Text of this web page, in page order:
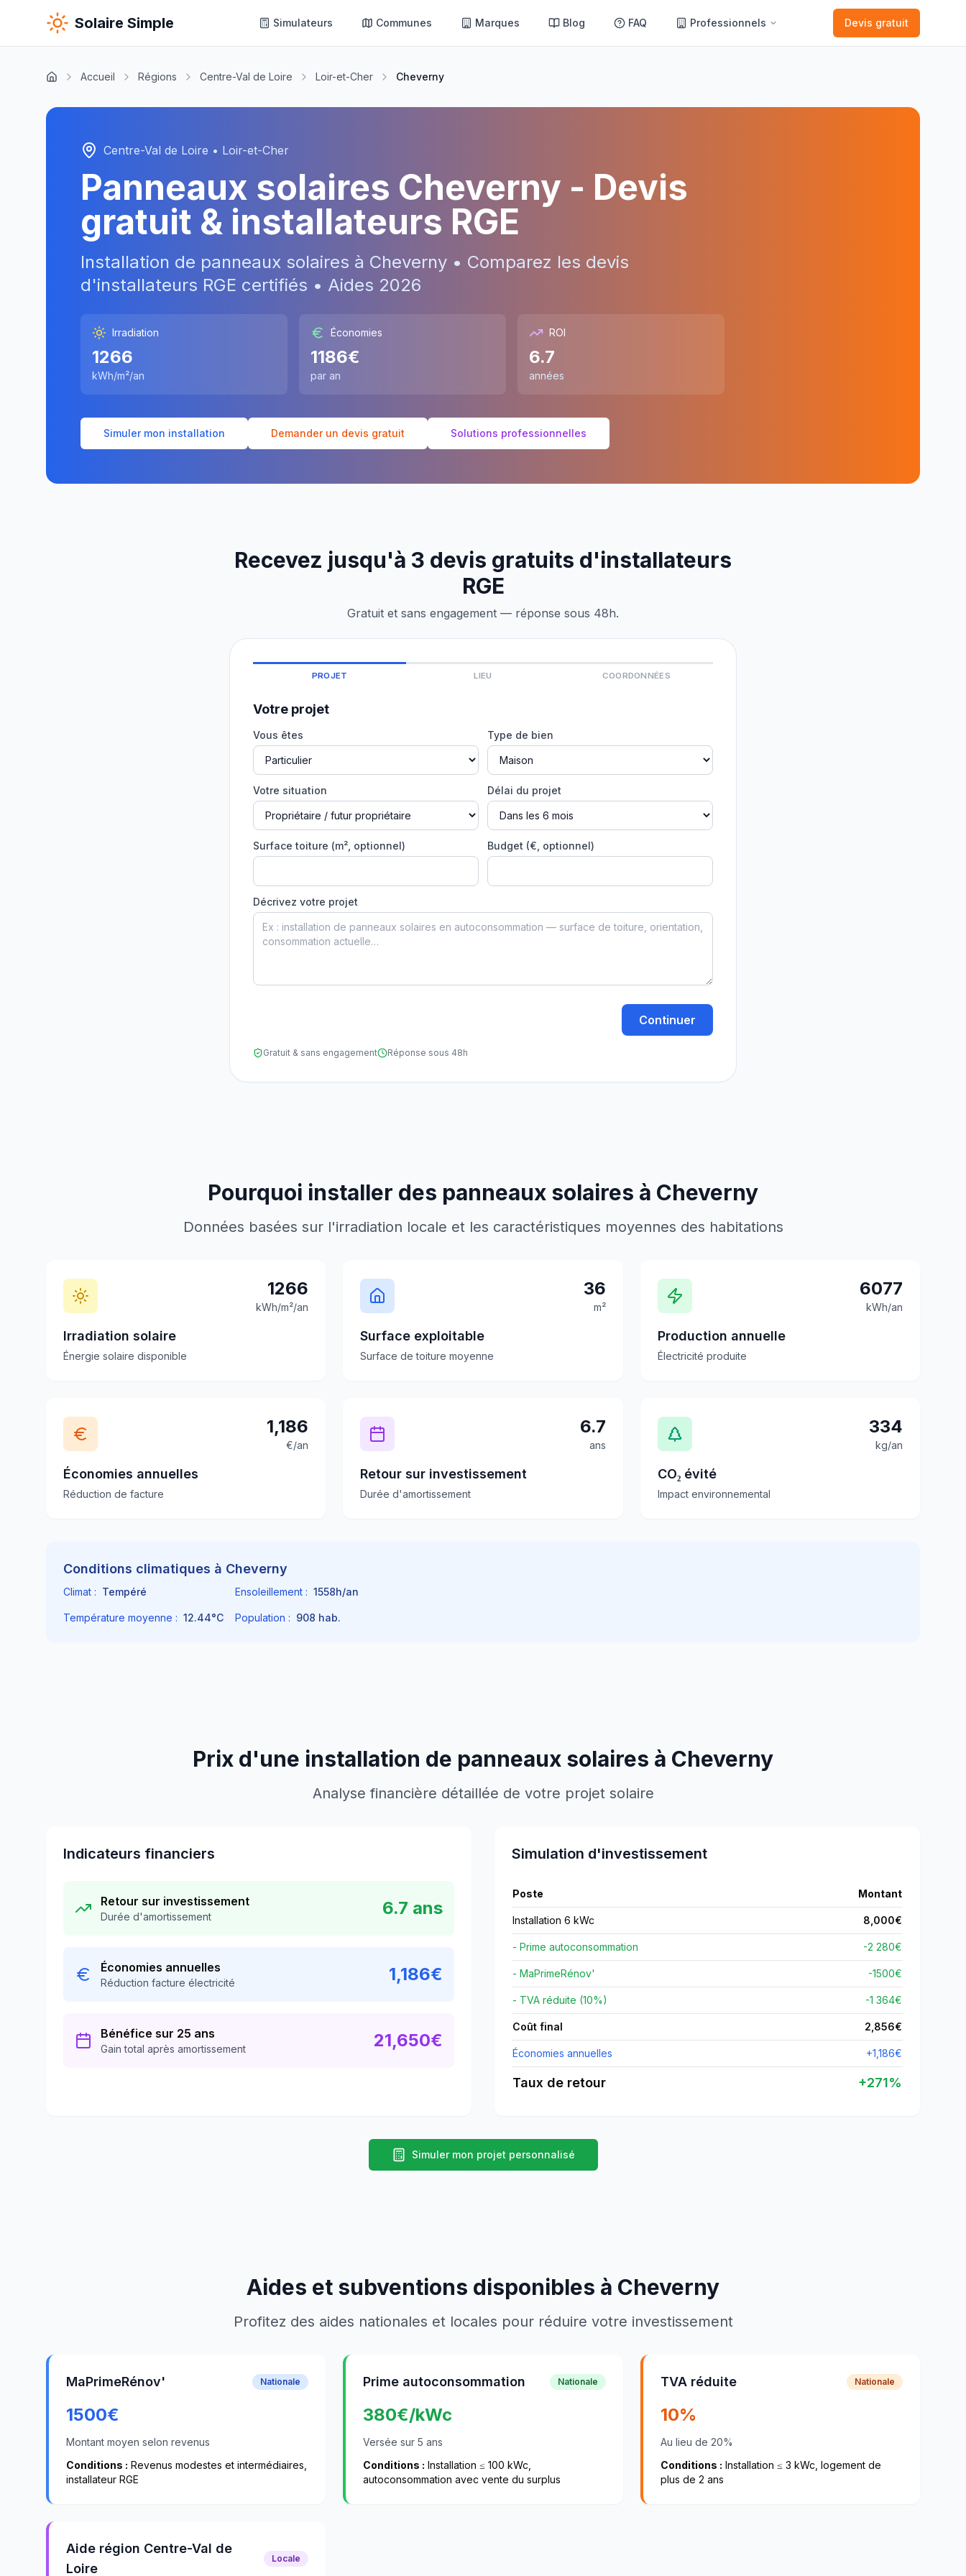
Solaire Simple Simulateurs Communes Marques Blog FAQ Professionnels Devis gratuit
Accueil Régions Centre-Val de Loire Loir-et-Cher Cheverny
Centre-Val de Loire • Loir-et-Cher
Panneaux solaires Cheverny - Devis
gratuit & installateurs RGE
Installation de panneaux solaires à Cheverny • Comparez les devis
d'installateurs RGE certifiés • Aides 2026
Irradiation
1266
kWh/m²/an
Économies
1186€
par an
ROI
6.7
années
Simuler mon installation Demander un devis gratuit Solutions professionnelles
Recevez jusqu'à 3 devis gratuits d'installateurs
RGE
Gratuit et sans engagement — réponse sous 48h.
PROJET LIEU COORDONNÉES
Votre projet
Vous êtes Type de bien
Votre situation Délai du projet
Surface toiture (m², optionnel) Budget (€, optionnel)
Décrivez votre projet
Continuer
Gratuit & sans engagement Réponse sous 48h
Pourquoi installer des panneaux solaires à Cheverny
Données basées sur l'irradiation locale et les caractéristiques moyennes des habitations
1266
kWh/m²/an
Irradiation solaire
Énergie solaire disponible
36
m²
Surface exploitable
Surface de toiture moyenne
6077
kWh/an
Production annuelle
Électricité produite
1,186
€/an
Économies annuelles
Réduction de facture
6.7
ans
Retour sur investissement
Durée d'amortissement
334
kg/an
CO₂ évité
Impact environnemental
Conditions climatiques à Cheverny
Climat : Tempéré Ensoleillement : 1558h/an
Température moyenne : 12.44°C Population : 908 hab.
Prix d'une installation de panneaux solaires à Cheverny
Analyse financière détaillée de votre projet solaire
Indicateurs financiers
Retour sur investissement
Durée d'amortissement 6.7 ans
Économies annuelles
Réduction facture électricité 1,186€
Bénéfice sur 25 ans
Gain total après amortissement 21,650€
Simulation d'investissement
Poste Montant
Installation 6 kWc 8,000€
- Prime autoconsommation -2 280€
- MaPrimeRénov' -1500€
- TVA réduite (10%) -1 364€
Coût final 2,856€
Économies annuelles +1,186€
Taux de retour +271%
Simuler mon projet personnalisé
Aides et subventions disponibles à Cheverny
Profitez des aides nationales et locales pour réduire votre investissement
MaPrimeRénov' Nationale
1500€
Montant moyen selon revenus
Conditions : Revenus modestes et intermédiaires,
installateur RGE
Prime autoconsommation Nationale
380€/kWc
Versée sur 5 ans
Conditions : Installation ≤ 100 kWc,
autoconsommation avec vente du surplus
TVA réduite Nationale
10%
Au lieu de 20%
Conditions : Installation ≤ 3 kWc, logement de
plus de 2 ans
Aide région Centre-Val de
Loire
Locale